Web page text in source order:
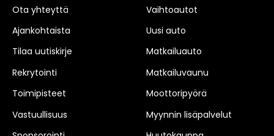
Ota yhteyttä
Ajankohtaista
Tilaa uutiskirje
Rekrytointi
Toimipisteet
Vastuullisuus
Vaihtoautot
Uusi auto
Matkailuauto
Matkailuvaunu
Moottoripyörä
Myynnin lisäpalvelut